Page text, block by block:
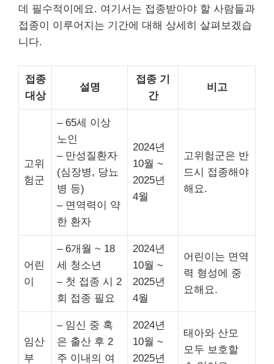
데 필수적이에요. 여기서는 접종받아야 할 사람들과
접종이 이루어지는 기간에 대해 상세히 살펴보겠습
니다.
접종
대상
설명
접종 기
간
비고
고위
험군
– 65세 이상
노인
– 만성질환자
(심장병, 당뇨
병 등)
– 면역력이 약
한 환자
2024년
10월 ~
2025년
4월
고위험군은 반
드시 접종해야
해요.
어린
이
– 6개월 ~ 18
세 청소년
– 첫 접종 시 2
회 접종 필요
2024년
10월 ~
2025년
4월
어린이는 면역
력 형성에 중
요해요.
임산
부
– 임신 중 혹
은 출산 후 2
주 이내의 여
2024년
10월 ~
2025년
태아와 산모
모두 보호할